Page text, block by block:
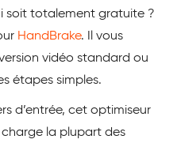
soit totalement gratuite ?
HandBrake. Il vous
vidéo standard ou
étapes simples.
d’entrée, cet optimiseur
la plupart des